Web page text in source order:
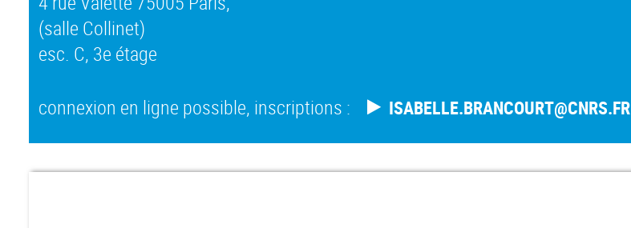
(salle Collinet)
esc. C, 3e étage
connexion en ligne possible, inscriptions : ISABELLE.BRANCOURT@CNRS.FR